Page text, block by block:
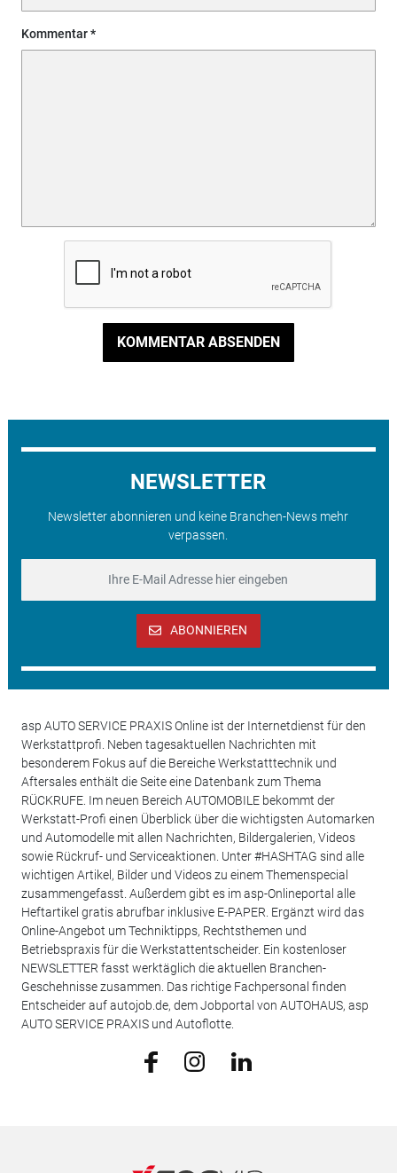
Kommentar
KOMMENTAR ABSENDEN
NEWSLETTER
Newsletter abonnieren und keine Branchen-News mehr
verpassen.
ABONNIEREN
asp AUTO SERVICE PRAXIS Online ist der Internetdienst für den
Werkstattprofi. Neben tagesaktuellen Nachrichten mit
besonderem Fokus auf die Bereiche Werkstatttechnik und
Aftersales enthält die Seite eine Datenbank zum Thema
RÜCKRUFE. Im neuen Bereich AUTOMOBILE bekommt der
Werkstatt-Profi einen Überblick über die wichtigsten Automarken
und Automodelle mit allen Nachrichten, Bildergalerien, Videos
sowie Rückruf- und Serviceaktionen. Unter #HASHTAG sind alle
wichtigen Artikel, Bilder und Videos zu einem Themenspecial
zusammengefasst. Außerdem gibt es im asp-Onlineportal alle
Heftartikel gratis abrufbar inklusive E-PAPER. Ergänzt wird das
Online-Angebot um Techniktipps, Rechtsthemen und
Betriebspraxis für die Werkstattentscheider. Ein kostenloser
NEWSLETTER fasst werktäglich die aktuellen Branchen-
Geschehnisse zusammen. Das richtige Fachpersonal finden
Entscheider auf autojob.de, dem Jobportal von AUTOHAUS, asp
AUTO SERVICE PRAXIS und Autoflotte.